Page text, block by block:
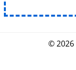
© 2026